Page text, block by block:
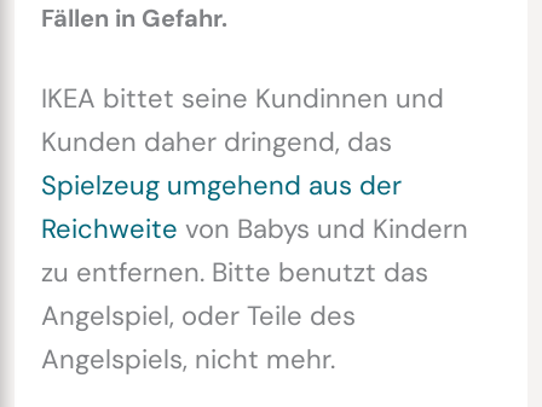
Fällen in Gefahr.
IKEA bittet seine Kundinnen und
Kunden daher dringend, das
Spielzeug umgehend aus der
Reichweite von Babys und Kindern
zu entfernen. Bitte benutzt das
Angelspiel, oder Teile des
Angelspiels, nicht mehr.